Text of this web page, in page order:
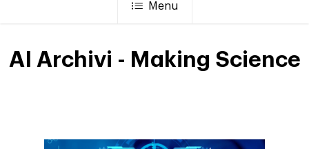
Menu
AI Archivi - Making Science